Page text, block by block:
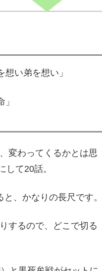
想い弟を想い」
変わってくるかとは思
て20話。
、かなりの長尺です。
するので、どこで切る